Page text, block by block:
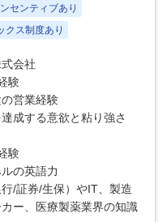
センティブあり
クス制度あり
会社
験
の営業経験
成する意欲と粘り強さ
験
の英語力
行/証券/生保）やIT、製造
ー、医療製薬業界の知識